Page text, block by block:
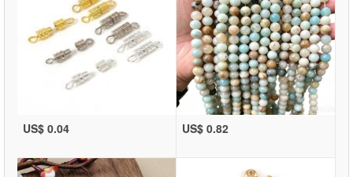
US$ 0.04 US$ 0.82